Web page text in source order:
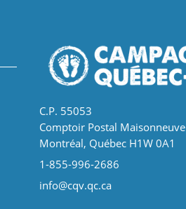
C.P. 55053
Comptoir Postal Maisonneuve
Montréal, Québec H1W 0A1
1-855-996-2686
info@cqv.qc.ca